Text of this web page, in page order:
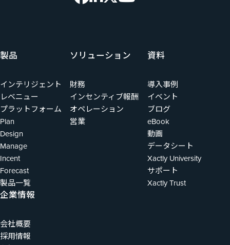
製品
インテリジェント
レベニュー
プラットフォーム
Plan
Design
Manage
Incent
Forecast
製品一覧
ソリューション
財務
インセンティブ報酬
オペレーション
営業
資料
導入事例
イベント
ブログ
eBook
動画
データシート
Xactly University
サポート
Xactly Trust
企業情報
会社概要
採用情報